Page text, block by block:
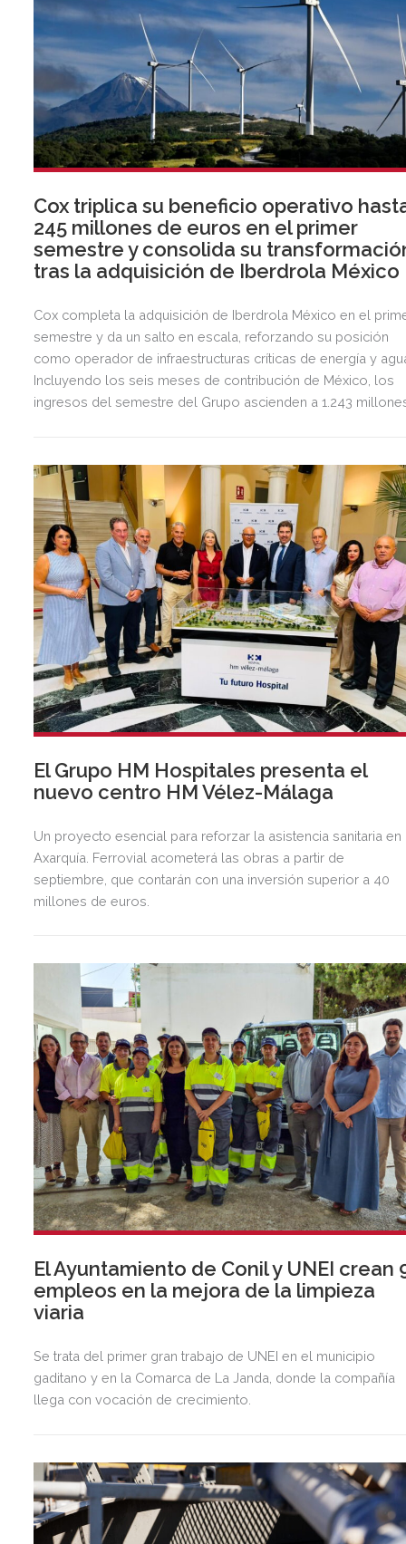
Cox triplica su beneficio operativo
245 millones de euros en el primer
semestre y consolida su
tras la adquisición de Iberdrola México
Cox completa la adquisición de Iberdrola México en el
semestre y da un salto en escala, reforzando su posición
como operador de infraestructuras críticas de energía y
Incluyendo los seis meses de contribución de México, los
ingresos del semestre del Grupo ascienden a 1.243
El Grupo HM Hospitales presenta el
nuevo centro HM Vélez-Málaga
Un proyecto esencial para reforzar la asistencia sanitaria en
Axarquía. Ferrovial acometerá las obras a partir de
septiembre, que contarán con una inversión superior a 40
millones de euros.
El Ayuntamiento de Conil y UNEI crean
empleos en la mejora de la limpieza
viaria
Se trata del primer gran trabajo de UNEI en el municipio
gaditano y en la Comarca de La Janda, donde la compañía
llega con vocación de crecimiento.